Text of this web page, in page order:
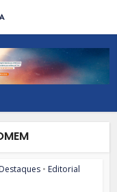
Destaques • Editorial